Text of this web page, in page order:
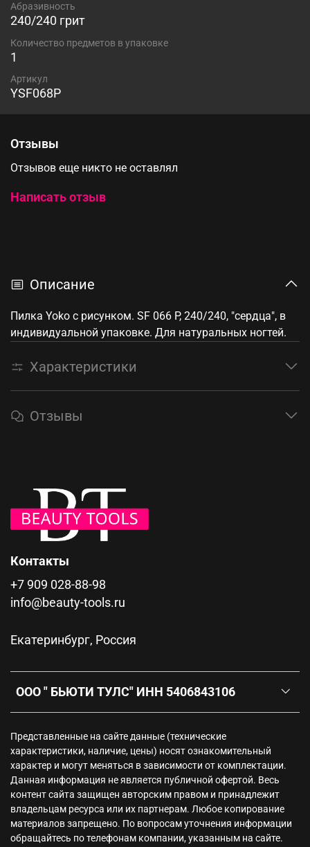
Абразивность
240/240 грит
Количество предметов в упаковке
1
Артикул
YSF068P
Отзывы
Отзывов еще никто не оставлял
Написать отзыв
Описание
Пилка Yoko с рисунком. SF 066 P, 240/240, "сердца", в
индивидуальной упаковке. Для натуральных ногтей.
Характеристики
Отзывы
ООО " БЬЮТИ ТУЛС" ИНН 5406843106
Контакты
+7 909 028-88-98
info@beauty-tools.ru
Екатеринбург, Россия
Представленные на сайте данные (технические
характеристики, наличие, цены) носят ознакомительный
характер и могут меняться в зависимости от комплектации.
Данная информация не является публичной офертой. Весь
контент сайта защищен авторским правом и принадлежит
владельцам ресурса или их партнерам. Любое копирование
материалов запрещено. По вопросам уточнения информации
обращайтесь по телефонам компании, указанным на сайте.